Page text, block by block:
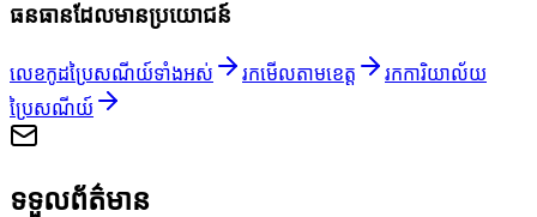
ធនធានដែលមានប្រយោជន៍
លេខកូដប្រៃសណីយ៍ទាំងអស់ រកមើលតាមខេត្ត
រកការិយាល័យ
ប្រៃសណីយ៍
ទទួលព័ត៌មាន